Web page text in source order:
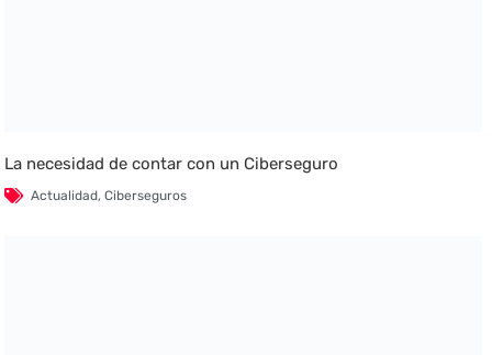
La necesidad de contar con un Ciberseguro
Actualidad,Ciberseguros